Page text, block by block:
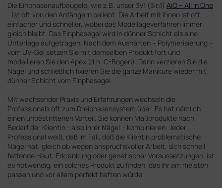
Die Einphasenaufbaugele, wie z.B. unser 3v1 (3in1) AiO – All in One
- ist oft von den Anfängern beliebt. Die Arbeit mit ihnen ist oft
einfacher und schneller, wobei das Modellageverfahren immer
gleich bleibt. Das Einphasegel wird in dünner Schicht als eine
Unterlage aufgetragen. Nach dem Aushärten – Polymerisierung –
vom UV-Gel setzen Sie mit demselben Produkt fort und
modellieren Sie den Apex (d.h. C-Bogen). Dann verzieren Sie die
Nägel und schließlich fixieren Sie die ganze Maniküre wieder mit
dünner Schicht vom Einphasegel.
Mit wachsender Praxis und Erfahrungen wechseln die
Professionals oft zum Dreiphasensystem über. Es hat nämlich
einen unbestrittenen Vorteil. Sie können Maßprodukte nach
Bedarf der Klientin - also ihrer Nägel – kombinieren. Jeder
Professional weiß, daß im Fall, daß die Klientin problematische
Nägel hat, gleich ob wegen anspruchsvoller Arbeit, sich schnell
fettende Haut, Erkrankung oder genetischer Voraussetzungen, ist
es notwendig, ein solches Produkt zu finden, das ihr am meisten
passen und vor allem perfekt haften würde.